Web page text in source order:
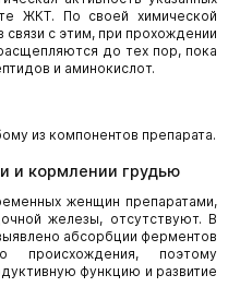
ЖКТ. По своей химической
с этим, при прохождении
до тех пор, пока
и аминокислот.
из компонентов препарата.
и кормлении грудью
женщин препаратами,
железы, отсутствуют. В
абсорбции ферментов
происхождения, поэтому
функцию и развитие